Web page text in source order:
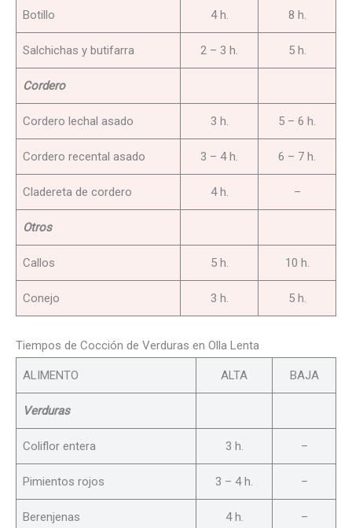
Botillo 4 h. 8 h.
Salchichas y butifarra 2 – 3 h. 5 h.
Cordero
Cordero lechal asado 3 h. 5 – 6 h.
Cordero recental asado 3 – 4 h. 6 – 7 h.
Cladereta de cordero 4 h. –
Otros
Callos 5 h. 10 h.
Conejo 3 h. 5 h.
Tiempos de Cocción de Verduras en Olla Lenta
ALIMENTO ALTA BAJA
Verduras
Coliflor entera 3 h. –
Pimientos rojos 3 – 4 h. –
Berenjenas 4 h. –